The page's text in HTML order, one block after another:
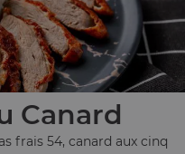
Canard
frais 54, canard aux cinq